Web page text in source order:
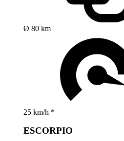
Ø 80 km
25 km/h *
ESCORPIO